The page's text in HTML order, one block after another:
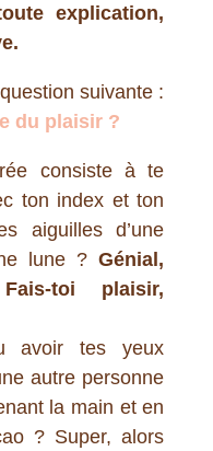
explication,
suivante :
du plaisir ?
consiste à te
ton index et ton
aiguilles d’une
lune ?Génial,
toi plaisir,
avoir tes yeux
autre personne
la main et en
? Super, alors